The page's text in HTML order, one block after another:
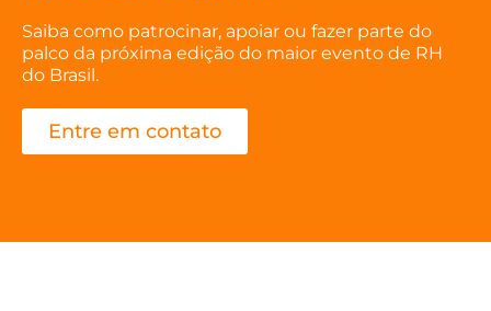
Saiba como patrocinar, apoiar ou fazer parte do
palco da próxima edição do maior evento de RH
do Brasil.
Entre em contato